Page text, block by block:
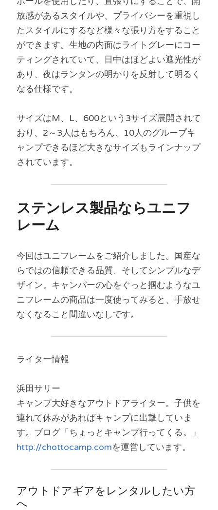
放感があるスタイルや、プライバシーを重視し
たスタイルにするなど様々な張り方をすること
ができます。生地の内面はライトグレーにコー
ティングされていて、日中はほどよい遮光性が
あり、夜はランタンの明かりを反射して明るく
なる仕様です。
サイズはM、L、600という3サイズ展開されて
おり、2～3人はもちろん、10人のグループキ
ャンプできるほど大きなサイズもラインナップ
されています。
ステンレス製品ならユニフ
レーム
今回はユニフレームをご紹介しました。国産な
らではの信頼できる品質、そしてシンプルなデ
ザイン。キャンパーの心をぐっと掴むようなユ
ニフレームの商品は一度使ってみると、手放せ
なくなること間違いなしです。
ライター情報
浜田サリー
キャンプ大好きなアウトドアライター。子供を
連れて休みがあればキャンプに出撃していま
す。ブログ「ちょっとキャンプ行ってくる。」
http://chottocamp.comを運営しています。
アウトドアギアをレンタルしたい方
へ